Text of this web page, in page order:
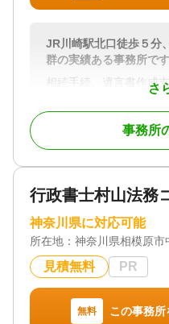
対応地域
対応業務
相続税申告 / 相続手続き
可 / 事務所面談可
さ
JR川崎駅北口徒歩５分
群の実績ある事務所です
相続手続、遺言書作成
１月開業以来数百件の
い評価を受けています。
お客様に対し、適切な
のご提案を実践してき
さい！
対応地域
神奈川県 東京都 千
県 茨城県 宮城県秋
城県 福島県 新潟県
対応業務
遺言書 / 遺産分割 / 相
手続き / 戸籍収集 / 相
事務所
行政書士村山法務
神奈川県に対応可能
所在地： 神奈川県相模原市
見積無料 PR
無料 この事務